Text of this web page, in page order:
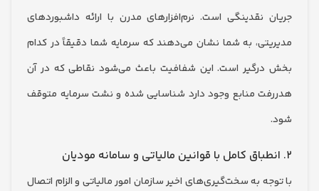
نقدینگی است. نرم‌افزارهای مدرن با ارائه داشبوردهای
به شما نشان می‌دهند که سرمایه شما دقیقاً در کدام
است. این شفافیت باعث می‌شود نقاطی که در آن
منابع وجود دارد شناسایی شده و نشت سرمایه متوقف
به سخت‌گیری‌های اخیر سازمان امور مالیاتی و الزام اتصال